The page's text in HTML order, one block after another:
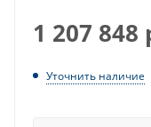
1 207 848
Уточнить наличие